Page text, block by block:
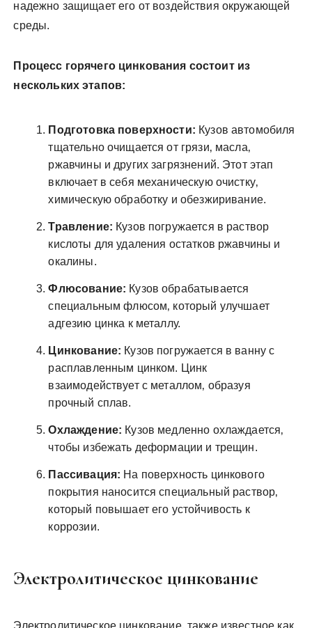
надежно защищает его от воздействия окружающей
среды.
Процесс горячего цинкования состоит из
нескольких этапов:
Подготовка поверхности: Кузов автомобиля
тщательно очищается от грязи‚ масла‚
ржавчины и других загрязнений. Этот этап
включает в себя механическую очистку‚
химическую обработку и обезжиривание.
Травление: Кузов погружается в раствор
кислоты для удаления остатков ржавчины и
окалины.
Флюсование: Кузов обрабатывается
специальным флюсом‚ который улучшает
адгезию цинка к металлу.
Цинкование: Кузов погружается в ванну с
расплавленным цинком. Цинк
взаимодействует с металлом‚ образуя
прочный сплав.
Охлаждение: Кузов медленно охлаждается‚
чтобы избежать деформации и трещин.
Пассивация: На поверхность цинкового
покрытия наносится специальный раствор‚
который повышает его устойчивость к
коррозии.
Электролитическое цинкование
Электролитическое цинкование‚ также известное как